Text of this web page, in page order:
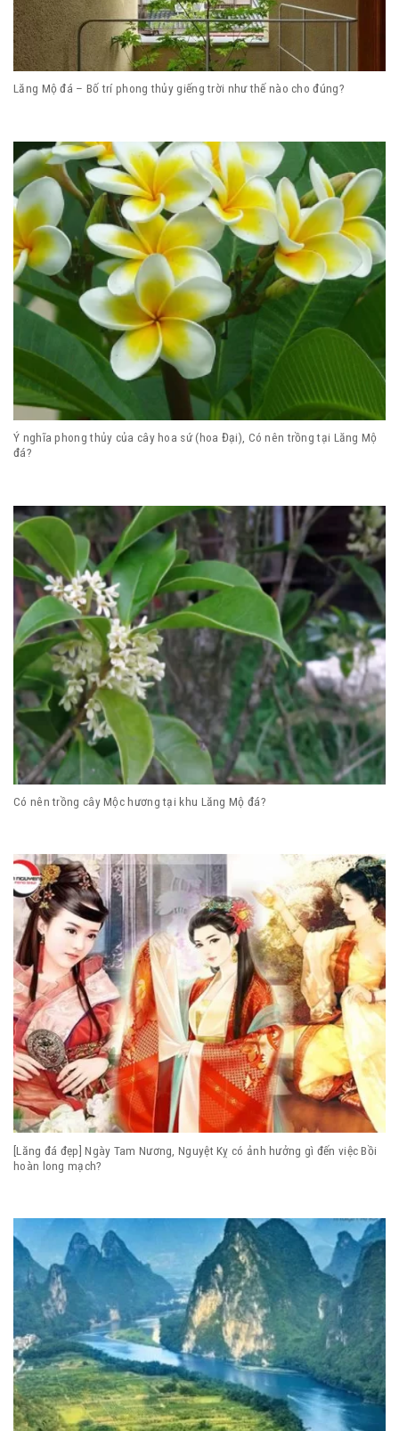
Lăng Mộ đá – Bố trí phong thủy giếng trời như thế nào cho đúng?
Ý nghĩa phong thủy của cây hoa sứ (hoa Đại), Có nên trồng tại Lăng Mộ
đá?
Có nên trồng cây Mộc hương tại khu Lăng Mộ đá?
[Lăng đá đẹp] Ngày Tam Nương, Nguyệt Kỵ có ảnh hưởng gì đến việc Bồi
hoàn long mạch?